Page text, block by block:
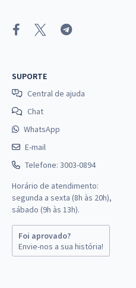
SUPORTE
Central de ajuda
Chat
WhatsApp
E-mail
Telefone: 3003-0894
Horário de atendimento:
segunda a sexta (8h às 20h),
sábado (9h às 13h).
Foi aprovado?
Envie-nos a sua história!